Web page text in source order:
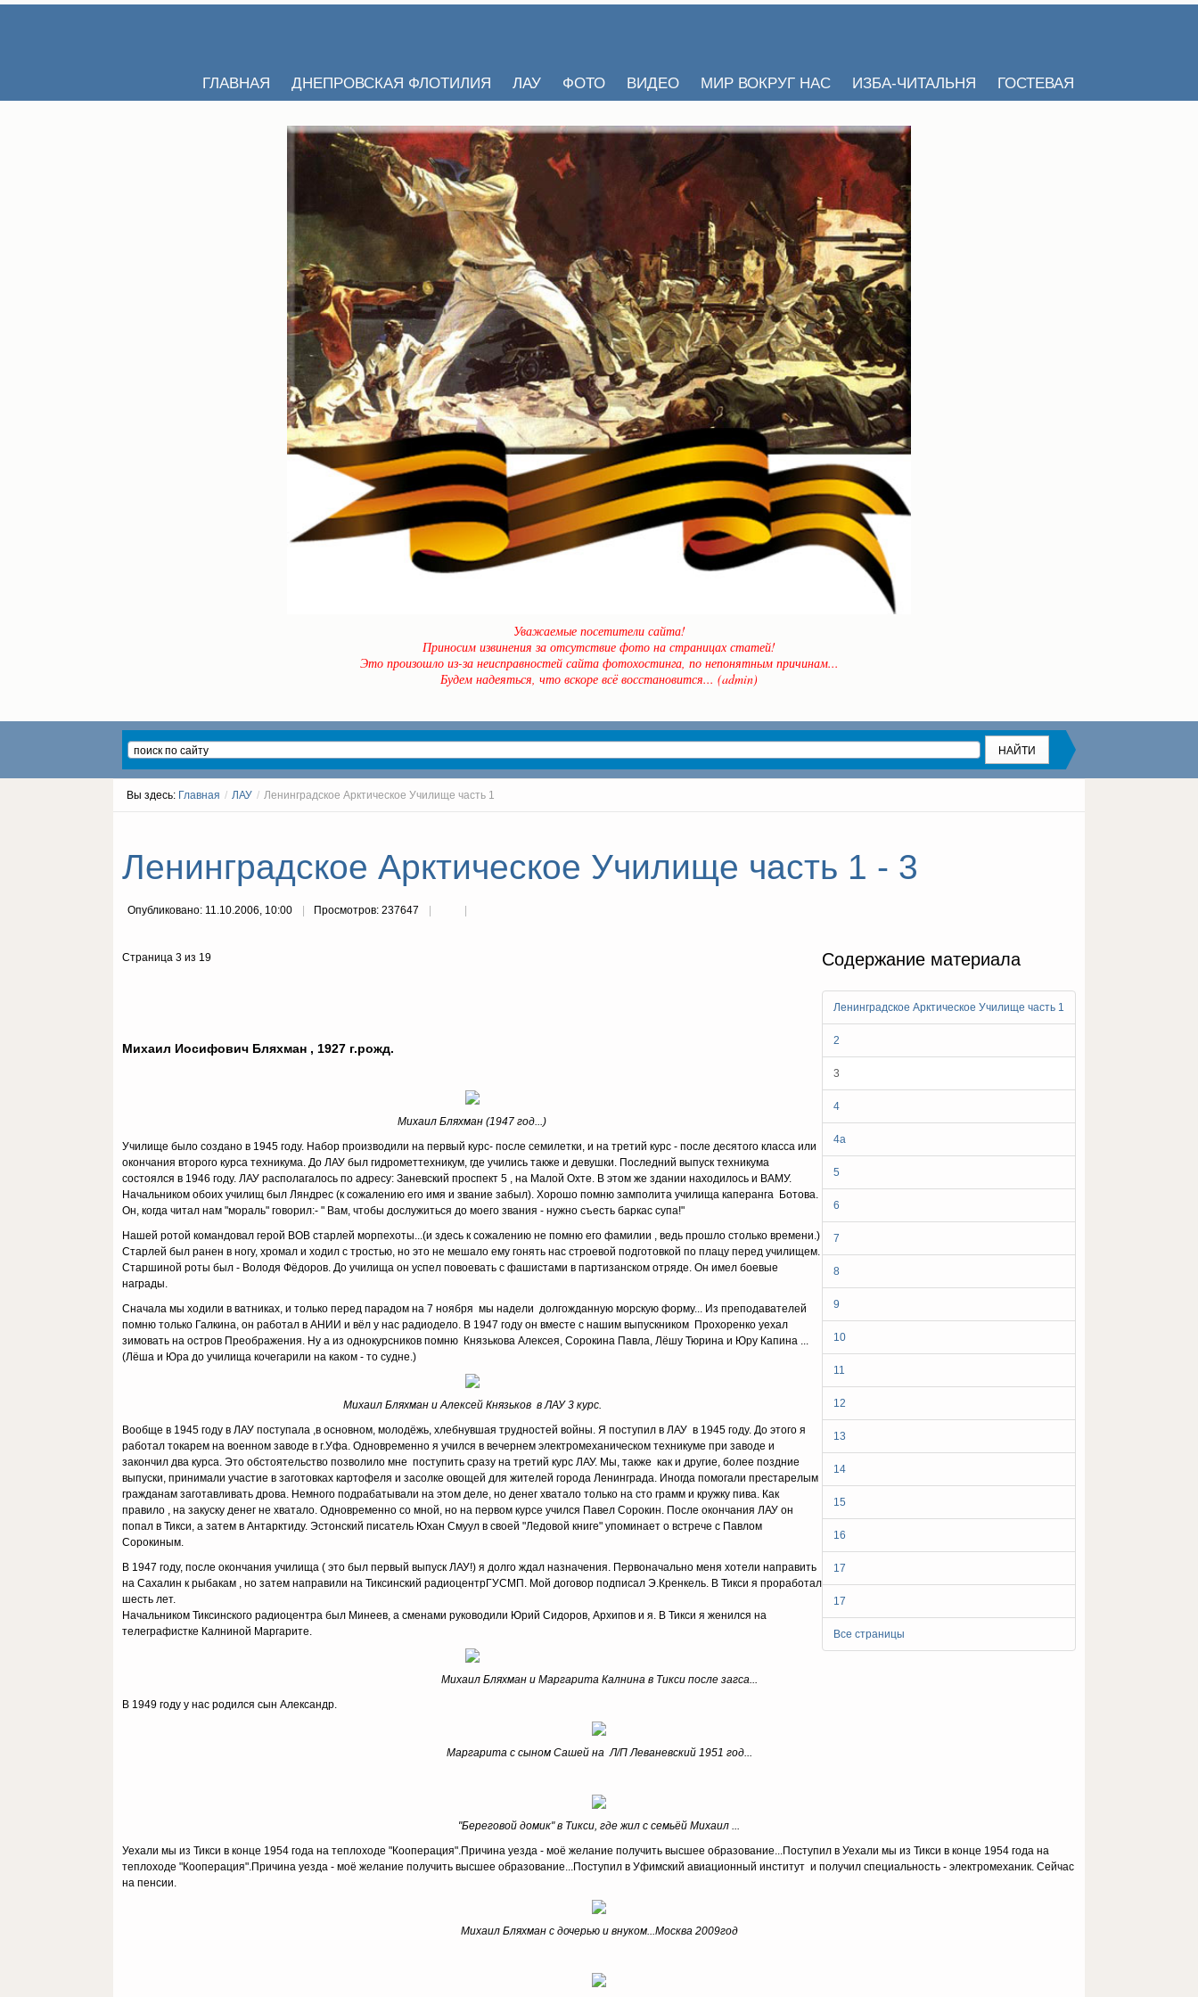
ГЛАВНАЯ ДНЕПРОВСКАЯ ФЛОТИЛИЯ ЛАУ ФОТО ВИДЕО МИР ВОКРУГ НАС ИЗБА-ЧИТАЛЬНЯ ГОСТЕВАЯ
Уважаемые посетители сайта!
Приносим извинения за отсутствие фото на страницах статей!
Это произошло из-за неисправностей сайта фотохостинга, по непонятным причинам...
Будем надеяться, что вскоре всё восстановится... (admin)
Вы здесь: Главная / ЛАУ / Ленинградское Арктическое Училище часть 1
Ленинградское Арктическое Училище часть 1 - 3
Опубликовано: 11.10.2006, 10:00 Просмотров: 237647
Содержание материала
Ленинградское Арктическое Училище часть 1
2
3
4
4а
5
6
7
8
9
10
11
12
13
14
15
16
17
17
Все страницы
Страница 3 из 19
Михаил Иосифович Бляхман , 1927 г.рожд.
Михаил Бляхман (1947 год...)
Училище было создано в 1945 году. Набор производили на первый курс- после семилетки, и на третий курс - после десятого класса или
окончания второго курса техникума. До ЛАУ был гидрометтехникум, где учились также и девушки. Последний выпуск техникума
состоялся в 1946 году. ЛАУ располагалось по адресу: Заневский проспект 5 , на Малой Охте. В этом же здании находилось и ВАМУ.
Начальником обоих училищ был Ляндрес (к сожалению его имя и звание забыл). Хорошо помню замполита училища каперанга Ботова.
Он, когда читал нам "мораль" говорил:- " Вам, чтобы дослужиться до моего звания - нужно съесть баркас супа!"
Нашей ротой командовал герой ВОВ старлей морпехоты...(и здесь к сожалению не помню его фамилии , ведь прошло столько времени.)
Старлей был ранен в ногу, хромал и ходил с тростью, но это не мешало ему гонять нас строевой подготовкой по плацу перед училищем.
Старшиной роты был - Володя Фёдоров. До училища он успел повоевать с фашистами в партизанском отряде. Он имел боевые
награды.
Cначала мы ходили в ватниках, и только перед парадом на 7 ноября мы надели долгожданную морскую форму... Из преподавателей
помню только Галкина, он работал в АНИИ и вёл у нас радиодело. В 1947 году он вместе с нашим выпускником Прохоренко уехал
зимовать на остров Преображения. Ну а из однокурсников помню Князькова Алексея, Сорокина Павла, Лёшу Тюрина и Юру Капина ...
(Лёша и Юра до училища кочегарили на каком - то судне.)
Михаил Бляхман и Алексей Князьков в ЛАУ 3 курс.
Вообще в 1945 году в ЛАУ поступала ,в основном, молодёжь, хлебнувшая трудностей войны. Я поступил в ЛАУ в 1945 году. До этого я
работал токарем на военном заводе в г.Уфа. Одновременно я учился в вечернем электромеханическом техникуме при заводе и
закончил два курса. Это обстоятельство позволило мне поступить сразу на третий курс ЛАУ. Мы, также как и другие, более поздние
выпуски, принимали участие в заготовках картофеля и засолке овощей для жителей города Ленинграда. Иногда помогали престарелым
гражданам заготавливать дрова. Немного подрабатывали на этом деле, но денег хватало только на сто грамм и кружку пива. Как
правило , на закуску денег не хватало. Одновременно со мной, но на первом курсе учился Павел Сорокин. После окончания ЛАУ он
попал в Тикси, а затем в Антарктиду. Эстонский писатель Юхан Смуул в своей "Ледовой книге" упоминает о встрече с Павлом
Сорокиным.
В 1947 году, после окончания училища ( это был первый выпуск ЛАУ!) я долго ждал назначения. Первоначально меня хотели направить
на Сахалин к рыбакам , но затем направили на Тиксинский радиоцентрГУСМП. Мой договор подписал Э.Кренкель. В Тикси я проработал
шесть лет.
Начальником Тиксинского радиоцентра был Минеев, а сменами руководили Юрий Сидоров, Архипов и я. В Тикси я женился на
телеграфистке Калниной Маргарите.
Михаил Бляхман и Маргарита Калнина в Тикси после загса...
В 1949 году у нас родился сын Александр.
Маргарита с сыном Сашей на Л/П Леваневский 1951 год...
"Береговой домик" в Тикси, где жил с семьёй Михаил ...
Уехали мы из Тикси в конце 1954 года на теплоходе "Кооперация".Причина уезда - моё желание получить высшее образование...Поступил в Уехали мы из Тикси в конце 1954 года на
теплоходе "Кооперация".Причина уезда - моё желание получить высшее образование...Поступил в Уфимский авиационный институт и получил специальность - электромеханик. Сейчас
на пенсии.
Михаил Бляхман с дочерью и внуком...Москва 2009год